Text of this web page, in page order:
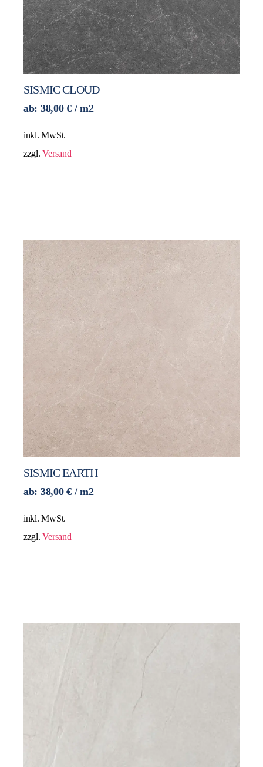
SISMIC CLOUD
ab: 38,00€ / m2
inkl. MwSt.
zzgl.Versand
SISMIC EARTH
ab: 38,00€ / m2
inkl. MwSt.
zzgl.Versand